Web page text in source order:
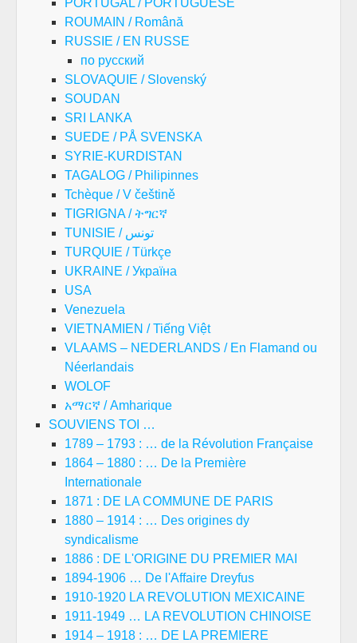
ROUMAIN / Română
RUSSIE / EN RUSSE
по русский
SLOVAQUIE / Slovenský
SOUDAN
SRI LANKA
SUEDE / PÅ SVENSKA
SYRIE-KURDISTAN
TAGALOG / Philipinnes
Tchèque / V češtině
TIGRIGNA / ትግርኛ
TUNISIE / تونس
TURQUIE / Türkçe
UKRAINE / Україна
USA
Venezuela
VIETNAMIEN / Tiếng Việt
VLAAMS – NEDERLANDS / En Flamand ou
Néerlandais
WOLOF
አማርኛ / Amharique
SOUVIENS TOI …
1789 – 1793 : … de la Révolution Française
1864 – 1880 : … De la Première
Internationale
1871 : DE LA COMMUNE DE PARIS
1880 – 1914 : … Des origines dy
syndicalisme
1886 : DE L'ORIGINE DU PREMIER MAI
1894-1906 … De l'Affaire Dreyfus
1910-1920 LA REVOLUTION MEXICAINE
1911-1949 … LA REVOLUTION CHINOISE
1914 – 1918 : … DE LA PREMIERE